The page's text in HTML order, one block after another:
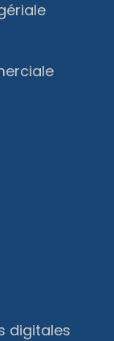
digitales